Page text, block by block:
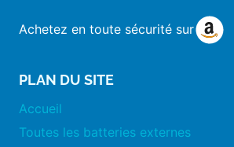
Achetez en toute sécurité sur
PLAN DU SITE
Accueil
Toutes les batteries externes